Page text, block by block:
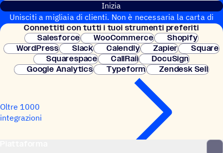
Inizia
Unisciti a migliaia di clienti. Non è necessaria la carta di
credito. Configurazione istantanea.
Connet­titi con tutti i tuoi strumenti preferiti
Salesforce
WooCommerce
Shopify
WordPress
Slack Calendly Zapier
Square
Squarespace
CallRail
DocuSign
Google Analytics
Typeform Zendesk Sell
Oltre 1000
integrazioni